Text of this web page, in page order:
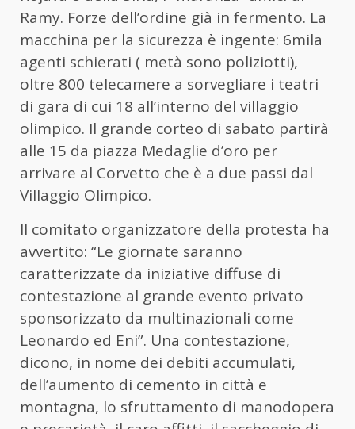
Ramy. Forze dell’ordine già in fermento. La
macchina per la sicurezza è ingente: 6mila
agenti schierati ( metà sono poliziotti),
oltre 800 telecamere a sorvegliare i teatri
di gara di cui 18 all’interno del villaggio
olimpico. Il grande corteo di sabato partirà
alle 15 da piazza Medaglie d’oro per
arrivare al Corvetto che è a due passi dal
Villaggio Olimpico.
Il comitato organizzatore della protesta ha
avvertito: “Le giornate saranno
caratterizzate da iniziative diffuse di
contestazione al grande evento privato
sponsorizzato da multinazionali come
Leonardo ed Eni”. Una contestazione,
dicono, in nome dei debiti accumulati,
dell’aumento di cemento in città e
montagna, lo sfruttamento di manodopera